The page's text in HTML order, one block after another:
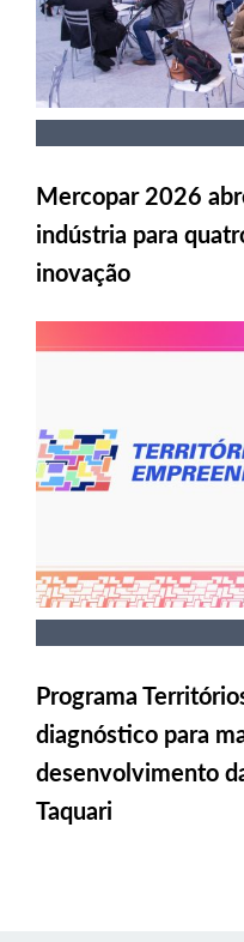
Mercopar 2026
indústria para
inovação
Programa
diagnóstico para
desenvolvimento
Taquari